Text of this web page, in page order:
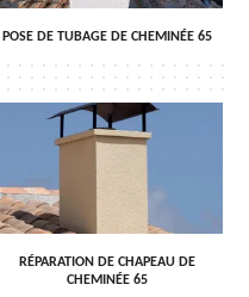
POSE DE TUBAGE DE CHEMINÉE 65
RÉPARATION DE CHAPEAU DE
CHEMINÉE 65